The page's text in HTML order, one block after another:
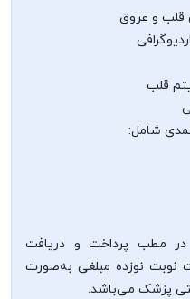
قلب و عروق
قلب
شامل:
در مطب پرداخت و دریافت
نوبت نوزده مبلغی به‌صورت
پزشک می‌باشد.